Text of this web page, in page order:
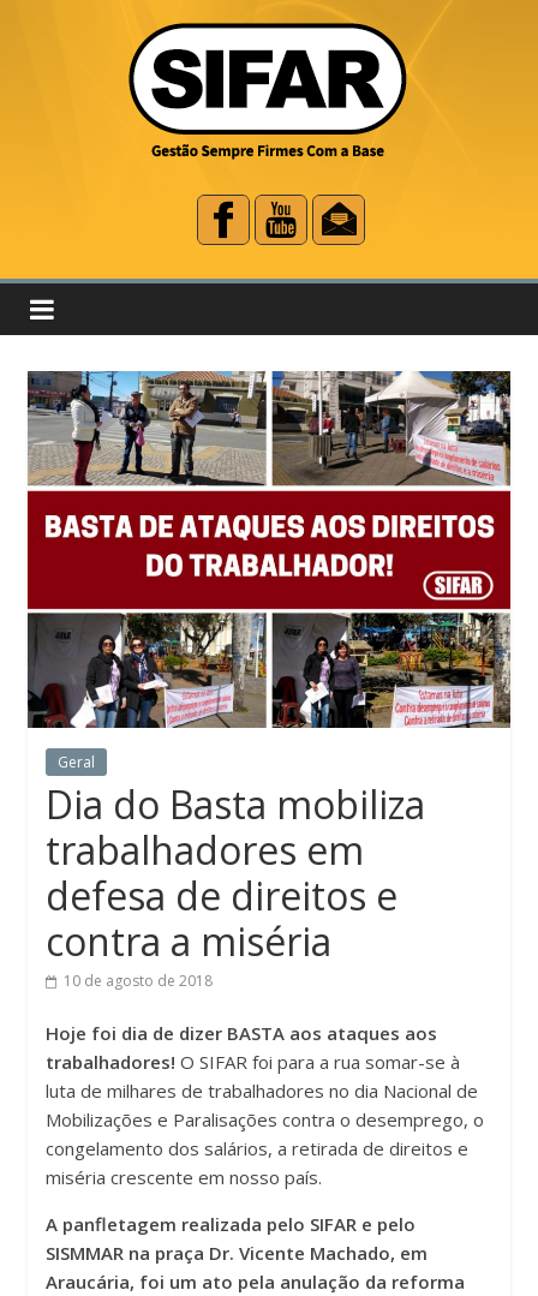
Geral
Dia do Basta mobiliza
trabalhadores em
defesa de direitos e
contra a miséria
10 de agosto de 2018
Hoje foi dia de dizer BASTA aos ataques aos
trabalhadores! O SIFAR foi para a rua somar-se à
luta de milhares de trabalhadores no dia Nacional de
Mobilizações e Paralisações contra o desemprego, o
congelamento dos salários, a retirada de direitos e
miséria crescente em nosso país.
A panfletagem realizada pelo SIFAR e pelo
SISMMAR na praça Dr. Vicente Machado, em
Araucária, foi um ato pela anulação da reforma